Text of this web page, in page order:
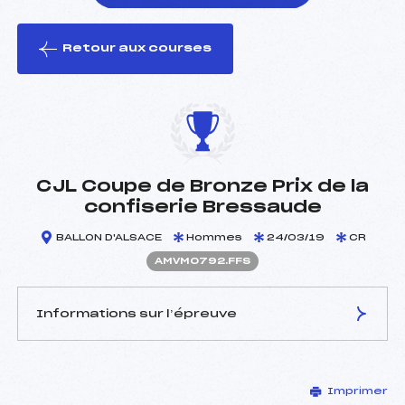
le ski
Retour aux courses
CJL Coupe de Bronze Prix de la
confiserie Bressaude
BALLON D'ALSACE Hommes 24/03/19 CR
AMVM0792.FFS
Informations sur l’épreuve
L'EPINGLE JEAN CLAUDE
Imprimer